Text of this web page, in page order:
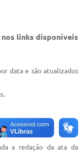
de
nos links disponíveis
data e são atualizados
a redação da ata da